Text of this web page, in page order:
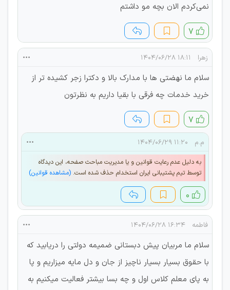
نمی‌کردم الان بچه مو داشتم
۷
زهرا ۱۸:۱۱ ۱۴۰۴/۰۶/۲۸
سلام ما نهضتی ها با مدارک بالا و دکترا زجر کشیده تر از
خرید خدمات چه فرقی با بقیا داریم به نظرتون
۷
م.م ۱۱:۲۰ ۱۴۰۴/۰۶/۲۹
به دلیل عدم رعایت قوانین و یا مدیریت مباحث صفحه، این دیدگاه
توسط تیم پشتیبانی ایران استخدام حذف شده است. (مشاهده قوانین)
۰
فاطمه ۱۶:۳۴ ۱۴۰۴/۰۶/۲۸
سلام ما مربیان پیش دبستانی ضمیمه دولتی را دریابید که
با حقوق بسیار بسیار ناچیز از جان و دل مایه میزاریم و پا
به پای معلم کلاس اول و چه بسا بیشتر فعالیت میکنیم‌ به